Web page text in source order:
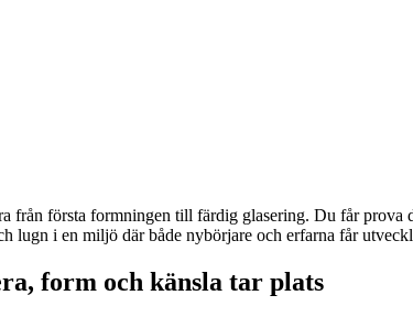
från första formningen till färdig glasering. Du får
lugn i en miljö där både nybörjare och erfarna får
form och känsla tar plats